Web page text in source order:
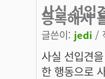
사실 선입
등록해서
글쓴이: jedi /
사실 선입견
한 행동으로